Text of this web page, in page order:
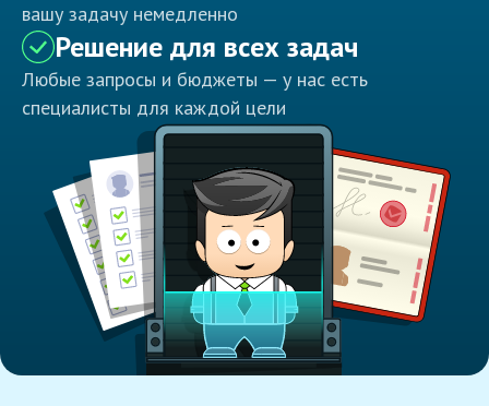
вашу задачу немедленно
Решение для всех задач
Любые запросы и бюджеты — у нас есть
специалисты для каждой цели